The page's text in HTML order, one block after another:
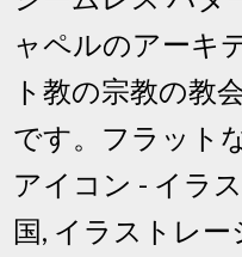
ャペルのアーキ
ト教の宗教の教
です。フラット
アイコン - イラ
国, イラストレ